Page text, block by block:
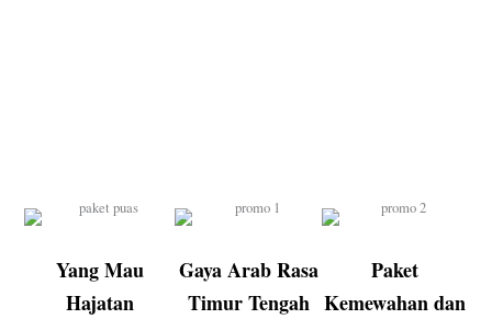
Yang Mau
Hajatan
Gaya Arab Rasa
Timur Tengah
Paket
Kemewahan dan